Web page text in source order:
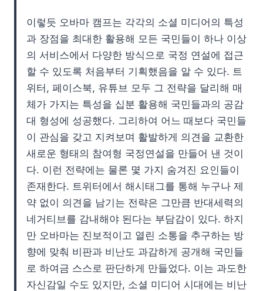
이렇듯 오바마 캠프는 각각의 소셜 미디어의 특성
과 장점을 최대한 활용해 모든 국민들이 하나 이상
의 서비스에서 다양한 방식으로 국정 연설에 접근
할 수 있도록 처음부터 기획했음을 알 수 있다. 트
위터, 페이스북, 유튜브 모두 그 전략을 달리해 매
체가 가지는 특성을 십분 활용해 국민들과의 공감
대 형성에 성공했다. 그리하여 어느 때보다 국민들
이 관심을 갖고 지켜보며 활발하게 의견을 교환한
새로운 형태의 참여형 국정연설을 만들어 낸 것이
다. 이런 전략에는 물론 몇 가지 숨겨진 요인들이
존재한다. 트위터에서 해시태그를 통해 누구나 제
약 없이 의견을 남기는 전략은 그만큼 반대세력의
네거티브를 감내해야 된다는 부담감이 있다. 하지
만 오바마는 진보적이고 열린 소통을 추구하는 방
향에 맞춰 비판과 비난도 과감하게 공개해 국민들
로 하여금 스스로 판단하게 만들었다. 이는 과도한
자신감일 수도 있지만, 소셜 미디어 시대에는 비난